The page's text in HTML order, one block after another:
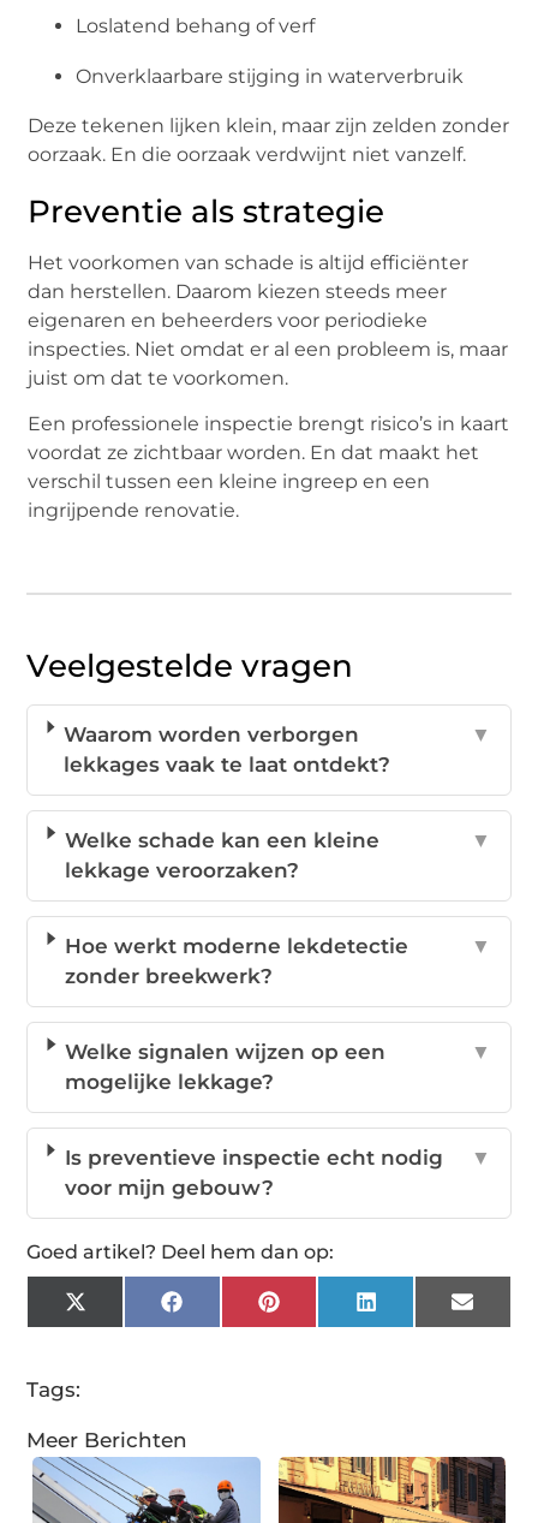
Loslatend behang of verf
Onverklaarbare stijging in waterverbruik
Deze tekenen lijken klein, maar zijn zelden zonder
oorzaak. En die oorzaak verdwijnt niet vanzelf.
Preventie als strategie
Het voorkomen van schade is altijd efficiënter
dan herstellen. Daarom kiezen steeds meer
eigenaren en beheerders voor periodieke
inspecties. Niet omdat er al een probleem is, maar
juist om dat te voorkomen.
Een professionele inspectie brengt risico’s in kaart
voordat ze zichtbaar worden. En dat maakt het
verschil tussen een kleine ingreep en een
ingrijpende renovatie.
Veelgestelde vragen
Waarom worden verborgen
lekkages vaak te laat ontdekt?
▼
Welke schade kan een kleine
lekkage veroorzaken?
▼
Hoe werkt moderne lekdetectie
zonder breekwerk?
▼
Welke signalen wijzen op een
mogelijke lekkage?
▼
Is preventieve inspectie echt nodig
voor mijn gebouw?
▼
Goed artikel? Deel hem dan op:
X
(Twitter)
FacebookPinterestLinkedInEmail
Tags:
Meer Berichten